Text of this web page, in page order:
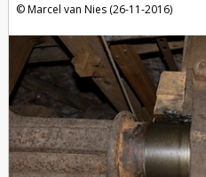
Marcel van Nies (26-11-2016)